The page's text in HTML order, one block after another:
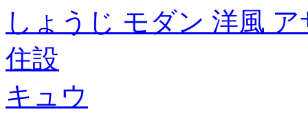
しょうじ モダン 洋風
住設
キュウ